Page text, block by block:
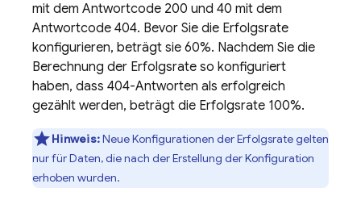
mit dem Antwortcode 200 und 40 mit dem
Antwortcode 404. Bevor Sie die Erfolgsrate
konfigurieren, beträgt sie 60%. Nachdem Sie die
Berechnung der Erfolgsrate so konfiguriert
haben, dass 404-Antworten als erfolgreich
gezählt werden, beträgt die Erfolgsrate 100%.
Hinweis:Neue Konfigurationen der Erfolgsrate gelten
nur für Daten, die nach der Erstellung der Konfiguration
erhoben wurden.